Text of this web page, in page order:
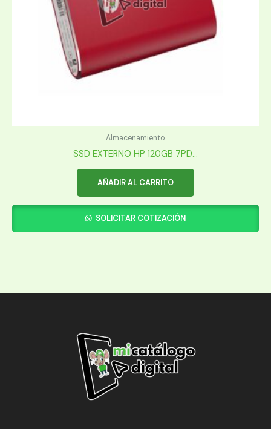
Almacenamiento
SSD EXTERNO HP 120GB 7PD...
AÑADIR AL CARRITO
SOLICITAR COTIZACIÓN